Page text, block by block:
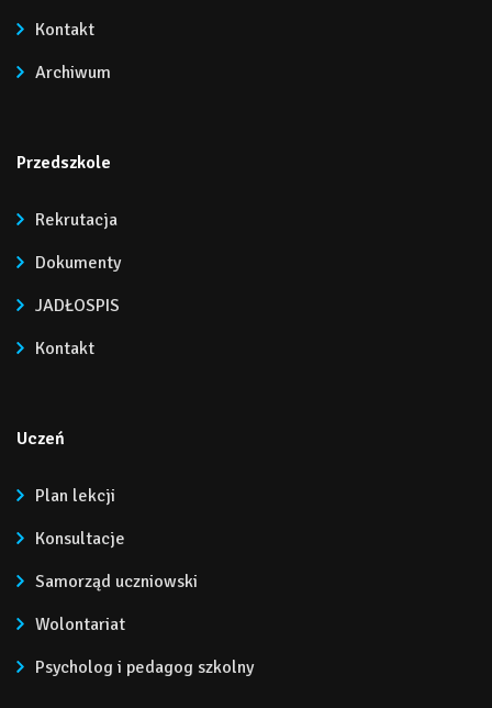
Kontakt
Archiwum
Przedszkole
Rekrutacja
Dokumenty
JADŁOSPIS
Kontakt
Uczeń
Plan lekcji
Konsultacje
Samorząd uczniowski
Wolontariat
Psycholog i pedagog szkolny